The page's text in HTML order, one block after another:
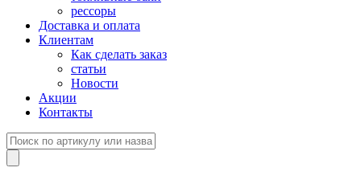
рессоры
Доставка и оплата
Клиентам
Как сделать заказ
статьи
Новости
Акции
Контакты